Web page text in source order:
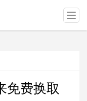
免费换取
T
o